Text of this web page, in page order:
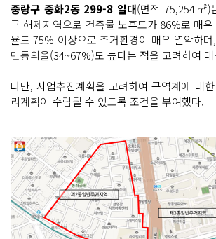
중랑구 중화2동 299-8 일대(면적 75,254㎡)
구 해제지역으로 건축물 노후도가 86%로 매
율도 75% 이상으로 주거환경이 매우 열악하
민동의율(34~67%)도 높다는 점을 고려하여
다만, 사업추진계획을 고려하여 구역계에 대
리계획이 수립될 수 있도록 조건을 부여했다.